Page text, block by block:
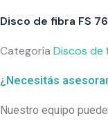
Disco de fibra FS
Categoría Discos de
¿Necesitás
Nuestro equipo